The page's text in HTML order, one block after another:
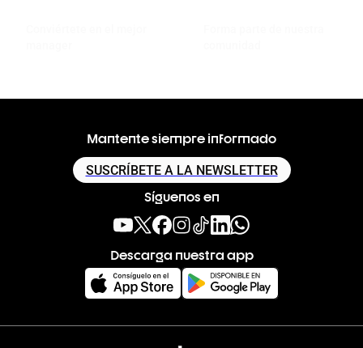
Mantente siempre informado
SUSCRÍBETE A LA NEWSLETTER
Síguenos en
Descarga nuestra app